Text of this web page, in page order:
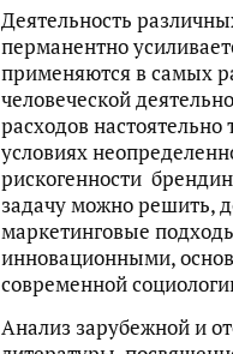
Деятельность
перманентно
применяются в самых
человеческой
расходов
условиях
рискогенности
задачу можно решить,
маркетинговые
инновационными,
современной
Анализ зарубежной и